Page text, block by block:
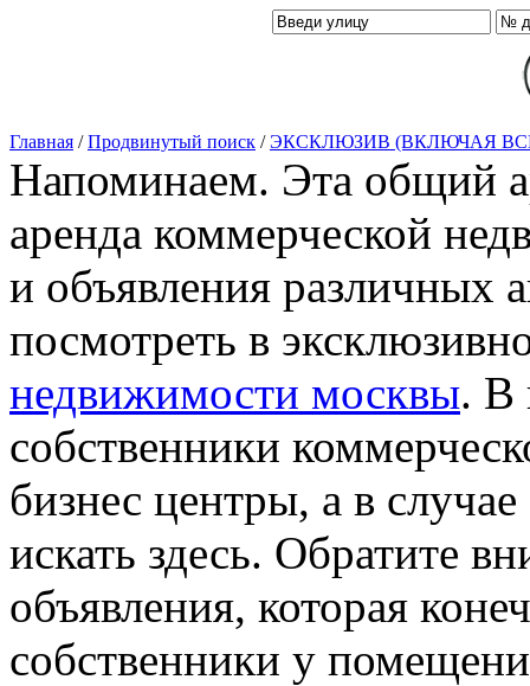
Главная /Продвинутый поиск /ЭКСКЛЮЗИВ (ВКЛЮЧАЯ
Напоминаем. Эта общий
аренда коммерческой
и объявления различных
посмотреть в
недвижимости москвы. В
собственники
бизнес центры, а в случае
искать здесь. Обратите
объявления, которая
собственники у